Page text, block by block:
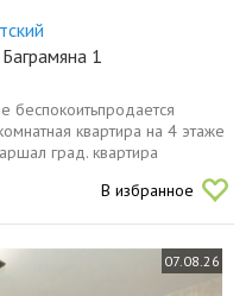
1
беспокоитьпродается
квартирa на 4 этажe
град. квартира
выход на сделку. без
В избранное
07.08.26